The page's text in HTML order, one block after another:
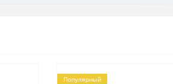
Популярный